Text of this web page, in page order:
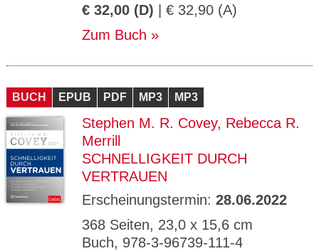
€ 32,00 (D) | € 32,90 (A)
Zum Buch
BUCH EPUB PDF MP3 MP3
Stephen M. R. Covey, Rebecca R.
Merrill
SCHNELLIGKEIT DURCH
VERTRAUEN
Erscheinungstermin: 28.06.2022
368 Seiten, 23,0 x 15,6 cm
Buch, 978-3-96739-111-4